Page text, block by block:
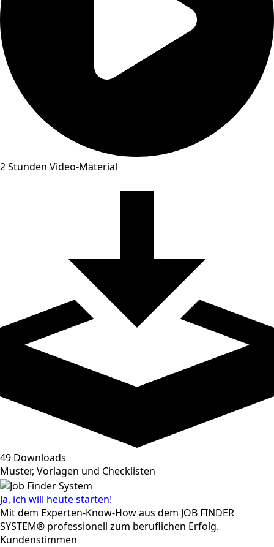
2 Stunden Video-Material
49 Downloads
Muster, Vorlagen und Checklisten
Ja, ich will heute starten!
Mit dem Experten-Know-How aus dem JOB FINDER
SYSTEM® professionell zum beruflichen Erfolg.
Kundenstimmen